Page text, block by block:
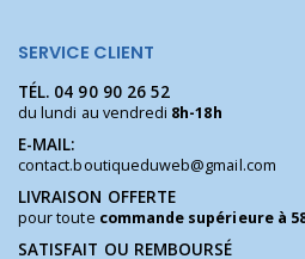
SERVICE CLIENT
TÉL. 04 90 90 26 52
du lundi au vendredi 8h-18h
E-MAIL:
contact.boutiqueduweb@gmail.com
LIVRAISON OFFERTE
pour toute commande supérieure à
SATISFAIT OU REMBOURSÉ